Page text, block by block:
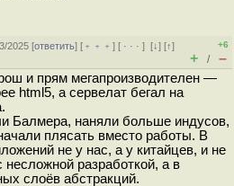
2025 [ответить] [ ﹢﹢﹢] [ · · ·][↓] [↑]
+6
+ / –
и прям мегапроизводителен —
html5, а сервелат бегал на
Балмера, наняли больше индусов,
плясать вместо работы. В
не у нас, а у китайцев, и не
разработкой, а в
слоёв абстракций.